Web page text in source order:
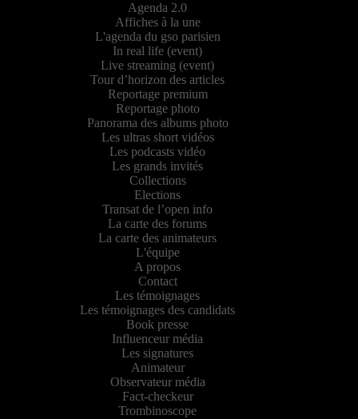
Agenda 2.0
Affiches à la une
L'agenda du gso parisien
In real life (event)
Live streaming (event)
Tour d’horizon des articles
Reportage premium
Reportage photo
Panorama des albums photo
Les ultras short vidéos
Les podcasts vidéo
Les grands invités
Collections
Elections
Transat de l’open info
La carte des forums
La carte des animateurs
L'équipe
A propos
Contact
Les témoignages
Les témoignages des candidats
Book presse
Influenceur média
Les signatures
Animateur
Observateur média
Fact-checkeur
Trombinoscope